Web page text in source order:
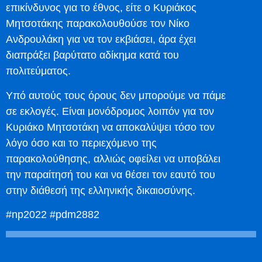
επικίνδυνος για το έθνος, είτε ο Κυριάκος
Μητσοτάκης παρακολουθούσε τον Νίκο
Ανδρουλάκη για να τον εκβιάσει, άρα έχει
διαπράξει βαρύτατο αδίκημα κατά του
πολιτεύματος.
Υπό αυτούς τους όρους δεν μπορούμε να πάμε
σε εκλογές. Είναι μονόδρομος λοιπόν για τον
Κυριάκο Μητσοτάκη να αποκαλύψει τόσο τον
λόγο όσο και το περιεχόμενο της
παρακολούθησης, αλλιώς οφείλει να υποβάλει
την παραίτησή του και να θέσει τον εαυτό του
στην διάθεσή της ελληνικής δικαιοσύνης.
#np2022 #pdm2882